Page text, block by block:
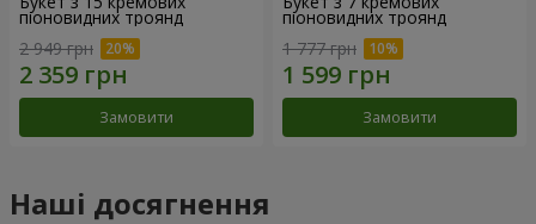
піоновидних троянд
2 949 грн
Замовити
піоновидних троянд
1 777 грн
Замовити
Наші досягнення